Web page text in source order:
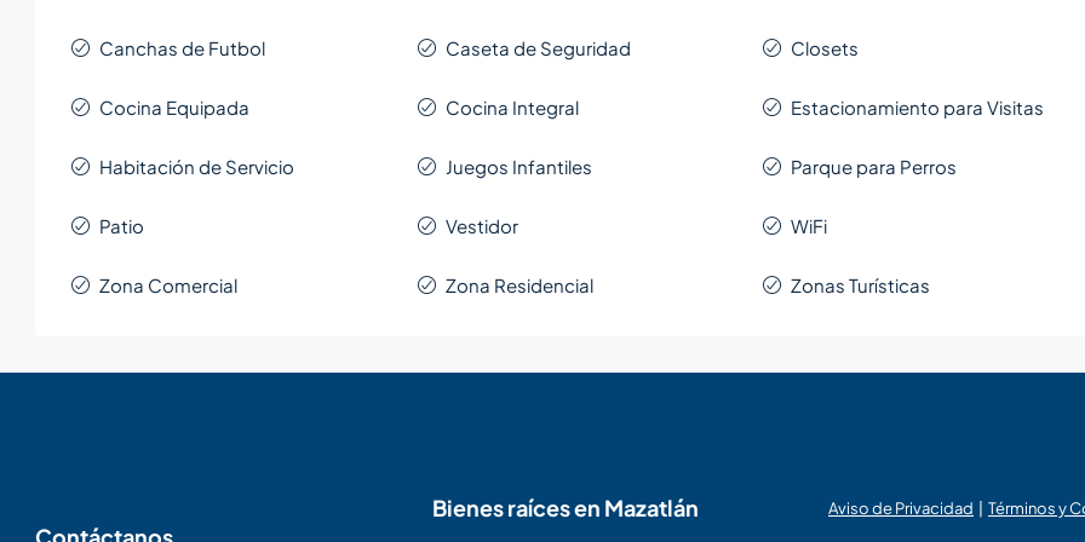
Canchas de Futbol Caseta de Seguridad Closets
Cocina Equipada Cocina Integral Estacionamiento para Visitas
Habitación de Servicio Juegos Infantiles Parque para Perros
Patio Vestidor WiFi
Zona Comercial Zona Residencial Zonas Turísticas
Bienes raíces en Mazatlán Aviso de Privacidad Términos y